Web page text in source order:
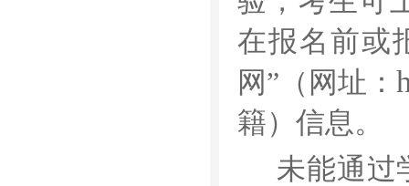
在报名前或
网 ” （网址：
籍）信息。
未能通过